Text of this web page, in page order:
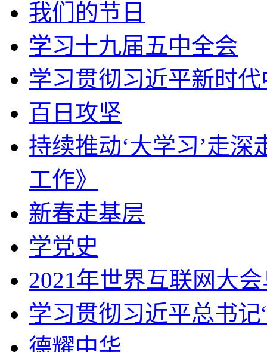
我们的节日
学习十九届五中全会
学习贯彻习近平新时
百日攻坚
持续推动‘大学习’走
工作》
新春走基层
学党史
2021年世界互联网大
学习贯彻习近平总书